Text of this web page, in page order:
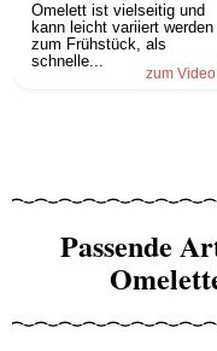
Omelett ist vielseitig und
kann leicht variiert werden
zum Frühstück, als
schnelle...
zum Video
Passende